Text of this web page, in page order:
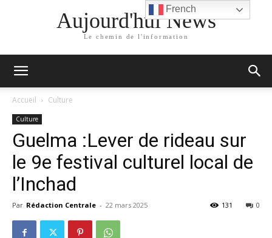
Aujourd'hui News
Le chemin de l'information
Accueil Culture
Culture
Guelma :Lever de rideau sur
le 9e festival culturel local de
l’Inchad
Par Rédaction Centrale - 22 mars 2025 0
131
French